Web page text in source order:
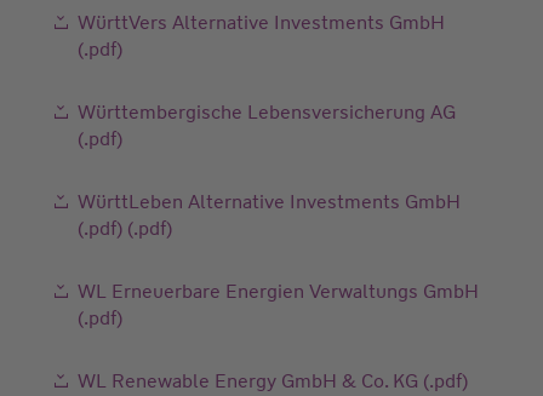
WürttVers Alternative Investments GmbH
(.pdf)
Württembergische Lebensversicherung AG
(.pdf)
WürttLeben Alternative Investments GmbH
(.pdf) (.pdf)
WL Erneuerbare Energien Verwaltungs GmbH
(.pdf)
WL Renewable Energy GmbH & Co. KG (.pdf)